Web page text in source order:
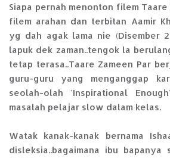
Siapa pernah menonton filem Taare
filem arahan dan terbitan Aamir
yg dah agak lama nie (Disember
lapuk dek zaman..tengok la
tetap terasa..Taare Zameen Par
guru-guru yang menganggap
seolah-olah 'Inspirational
masalah pelajar slow dalam kelas.
Watak kanak-kanak bernama
disleksia..bagaimana ibu bapanya